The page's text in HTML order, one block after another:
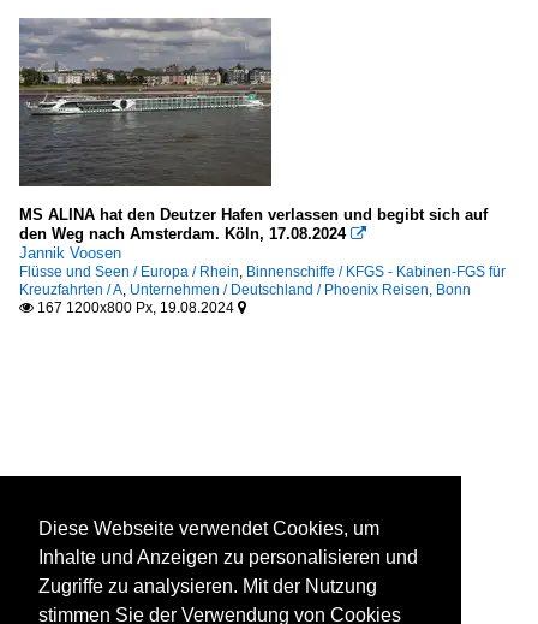
MS ALINA hat den Deutzer Hafen verlassen und begibt sich auf
den Weg nach Amsterdam. Köln, 17.08.2024 
Jannik Voosen
Flüsse und Seen / Europa / Rhein, Binnenschiffe / KFGS - Kabinen-FGS für
Kreuzfahrten / A, Unternehmen / Deutschland / Phoenix Reisen, Bonn
 167 1200x800 Px, 19.08.2024 
Diese Webseite verwendet Cookies, um
Inhalte und Anzeigen zu personalisieren und
Zugriffe zu analysieren. Mit der Nutzung
stimmen Sie der Verwendung von Cookies